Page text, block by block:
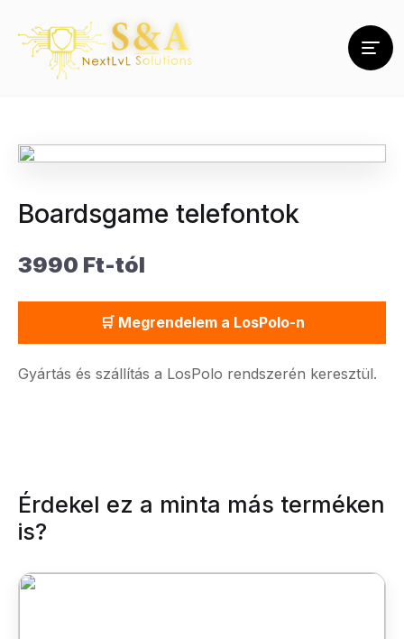
Boardsgame telefontok
3990 Ft-tól
🛒 Megrendelem a LosPolo-n
Gyártás és szállítás a LosPolo rendszerén keresztül.
Érdekel ez a minta más terméken
is?